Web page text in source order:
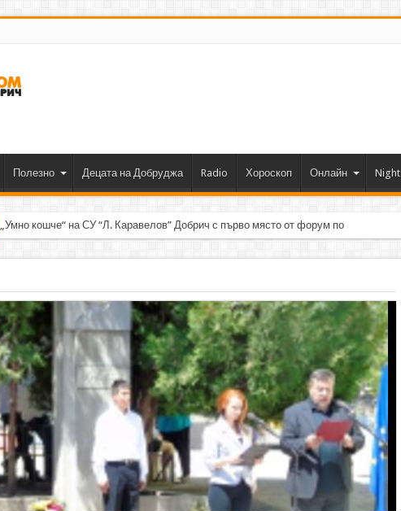
Полезно Децата на Добруджа Radio Хороскоп Онлайн Night
„Умно кошче“ на СУ “Л. Каравелов” Добрич с първо място от форум по роботика